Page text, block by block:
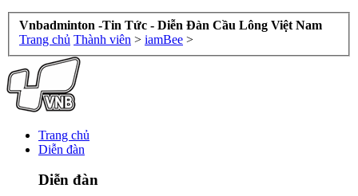
Vnbadminton -Tin Tức - Diễn Đàn Cầu Lông Việt Nam
Trang chủ Thành viên > iamBee >
Trang chủ
Diễn đàn
Diễn đàn